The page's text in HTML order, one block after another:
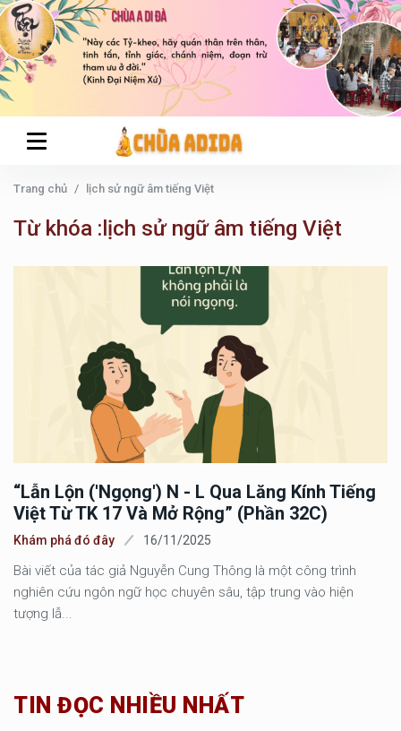
Trang chủ lịch sử ngữ âm tiếng Việt
Từ khóa :lịch sử ngữ âm tiếng Việt
“Lẫn Lộn ('ngọng') N - L Qua Lăng Kính Tiếng
Việt Từ TK 17 Và Mở Rộng” (phần 32C)
Khám phá đó đây 16/11/2025
Bài viết của tác giả Nguyễn Cung Thông là một công trình
nghiên cứu ngôn ngữ học chuyên sâu, tập trung vào hiện
tượng lẫ...
TIN ĐỌC NHIỀU NHẤT